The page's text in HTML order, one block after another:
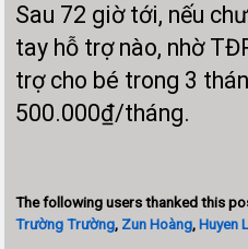
Sau 72 giờ tới, nếu
tay hỗ trợ nào, nhờ
trợ cho bé trong 3
500.000₫/tháng.
The following users thanked this
Trường Trường, Zun Hoàng,Huyen